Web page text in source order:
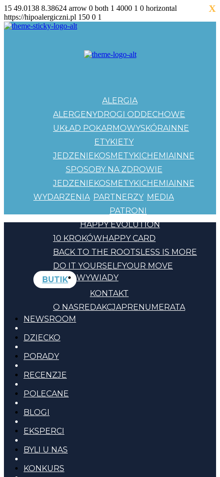
15 49.0138 8.38624 arrow 0 both 1 4000 1 0 horizontal
https://hipoalergiczni.pl 150 0 1
ALERGIA
ALERGENYDROGI ODDECHOWE
UKŁAD POKARMOWYSKÓRAINNE
ETYKIETY
JEDZENIEKOSMETYKICHEMIAINNE
SPOSOBY NA ZDROWIE
JEDZENIEKOSMETYKICHEMIAINNE
WYDARZENIA PARTNERZY
PATRONI
MEDIA
HAPPY EVOLUTION
10 KROKÓWHAPPY CARD
BACK TO THE ROOTSLESS IS MORE
DO IT YOURSELFYOUR MOVE
BUTIK
KONTAKT
O NASREDAKCJAPRENUMERATA
WYWIADY
NEWSROOM
DZIECKO
PORADY
RECENZJE
POLECANE
BLOGI
EKSPERCI
BYLI U NAS
KONKURS
X